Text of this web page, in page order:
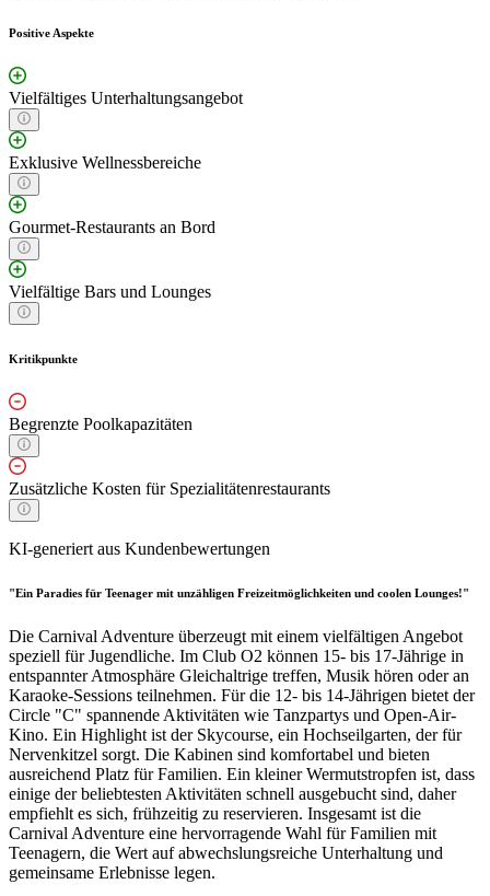
Positive Aspekte
Vielfältiges Unterhaltungsangebot
Exklusive Wellnessbereiche
Gourmet-Restaurants an Bord
Vielfältige Bars und Lounges
Kritikpunkte
Begrenzte Poolkapazitäten
Zusätzliche Kosten für Spezialitätenrestaurants
KI-generiert aus Kundenbewertungen
"Ein Paradies für Teenager mit unzähligen Freizeitmöglichkeiten und coolen Lounges!"
Die Carnival Adventure überzeugt mit einem vielfältigen Angebot
speziell für Jugendliche. Im Club O2 können 15- bis 17-Jährige in
entspannter Atmosphäre Gleichaltrige treffen, Musik hören oder an
Karaoke-Sessions teilnehmen. Für die 12- bis 14-Jährigen bietet der
Circle "C" spannende Aktivitäten wie Tanzpartys und Open-Air-
Kino. Ein Highlight ist der Skycourse, ein Hochseilgarten, der für
Nervenkitzel sorgt. Die Kabinen sind komfortabel und bieten
ausreichend Platz für Familien. Ein kleiner Wermutstropfen ist, dass
einige der beliebtesten Aktivitäten schnell ausgebucht sind, daher
empfiehlt es sich, frühzeitig zu reservieren. Insgesamt ist die
Carnival Adventure eine hervorragende Wahl für Familien mit
Teenagern, die Wert auf abwechslungsreiche Unterhaltung und
gemeinsame Erlebnisse legen.